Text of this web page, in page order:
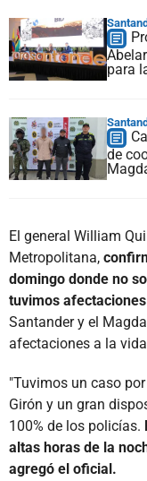
para
de
El general William
Metropolitana,
domingo donde no
tuvimos
Santander y el
afectaciones a la
"Tuvimos un caso
Girón y un gran
100% de los policías.
altas horas de la
agregó el oficial.